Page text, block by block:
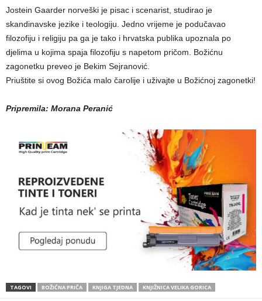
Jostein Gaarder norveški je pisac i scenarist, studirao je
skandinavske jezike i teologiju. Jedno vrijeme je podučavao
filozofiju i religiju pa ga je tako i hrvatska publika upoznala po
djelima u kojima spaja filozofiju s napetom pričom. Božićnu
zagonetku preveo je Bekim Sejranović.
Priuštite si ovog Božića malo čarolije i uživajte u Božićnoj zagonetki!
Pripremila: Morana Peranić
TAGOVI BOŽIĆNA PRIČA KNJIGA TJEDNA KNJIŽNICA VELIKA GORICA